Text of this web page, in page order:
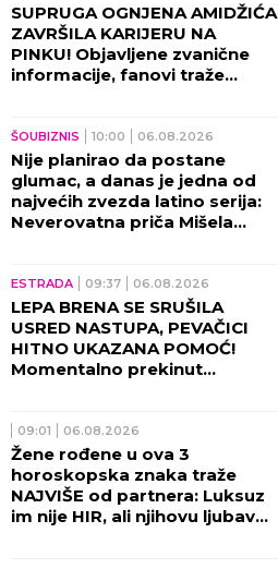
SUPRUGA OGNJENA AMIDŽIĆA
ZAVRŠILA KARIJERU NA
PINKU! Objavljene zvanične
informacije, fanovi traže
ŠOUBIZNIS 10:00 06.08.2026
Nije planirao da postane
glumac, a danas je jedna od
najvećih zvezda latino serija:
Neverovatna priča Mišela
ESTRADA 09:37 06.08.2026
LEPA BRENA SE SRUŠILA
USRED NASTUPA, PEVAČICI
HITNO UKAZANA POMOĆ!
Momentalno prekinut
09:01 06.08.2026
Žene rođene u ova 3
horoskopska znaka traže
NAJVIŠE od partnera: Luksuz
im nije HIR, ali njihovu ljubav